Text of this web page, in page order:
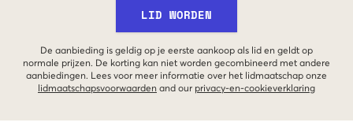
LID WORDEN
De aanbieding is geldig op je eerste aankoop als lid en geldt op
normale prijzen. De korting kan niet worden gecombineerd met andere
aanbiedingen. Lees voor meer informatie over het lidmaatschap onze
lidmaatschapsvoorwaarden and our privacy-en-cookieverklaring